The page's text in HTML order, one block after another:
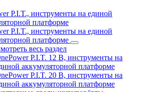
P.I.T., инструменты на единой
платформе
P.I.T., инструменты на единой
платформе
весь раздел
P.I.T. 12 В, инструменты на
аккумуляторной платформе
P.I.T. 20 В, инструменты на
аккумуляторной платформе